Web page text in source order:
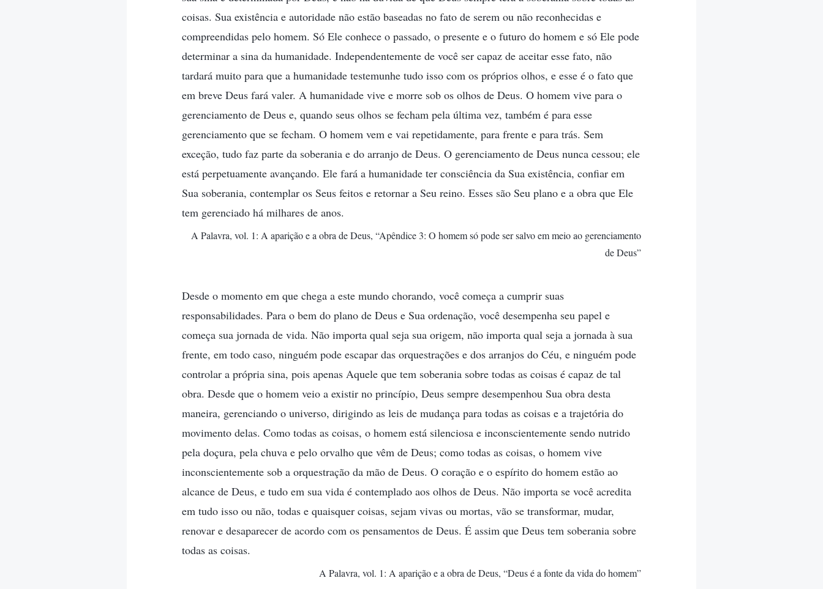
coisas. Sua existência e autoridade não estão baseadas no fato de serem ou não reconhecidas e
compreendidas pelo homem. Só Ele conhece o passado, o presente e o futuro do homem e só Ele pode
determinar a sina da humanidade. Independentemente de você ser capaz de aceitar esse fato, não
tardará muito para que a humanidade testemunhe tudo isso com os próprios olhos, e esse é o fato que
em breve Deus fará valer. A humanidade vive e morre sob os olhos de Deus. O homem vive para o
gerenciamento de Deus e, quando seus olhos se fecham pela última vez, também é para esse
gerenciamento que se fecham. O homem vem e vai repetidamente, para frente e para trás. Sem
exceção, tudo faz parte da soberania e do arranjo de Deus. O gerenciamento de Deus nunca cessou; ele
está perpetuamente avançando. Ele fará a humanidade ter consciência da Sua existência, confiar em
Sua soberania, contemplar os Seus feitos e retornar a Seu reino. Esses são Seu plano e a obra que Ele
tem gerenciado há milhares de anos.
A Palavra, vol. 1: A aparição e a obra de Deus, “Apêndice 3: O homem só pode ser salvo em meio ao gerenciamento
de Deus”
Desde o momento em que chega a este mundo chorando, você começa a cumprir suas
responsabilidades. Para o bem do plano de Deus e Sua ordenação, você desempenha seu papel e
começa sua jornada de vida. Não importa qual seja sua origem, não importa qual seja a jornada à sua
frente, em todo caso, ninguém pode escapar das orquestrações e dos arranjos do Céu, e ninguém pode
controlar a própria sina, pois apenas Aquele que tem soberania sobre todas as coisas é capaz de tal
obra. Desde que o homem veio a existir no princípio, Deus sempre desempenhou Sua obra desta
maneira, gerenciando o universo, dirigindo as leis de mudança para todas as coisas e a trajetória do
movimento delas. Como todas as coisas, o homem está silenciosa e inconscientemente sendo nutrido
pela doçura, pela chuva e pelo orvalho que vêm de Deus; como todas as coisas, o homem vive
inconscientemente sob a orquestração da mão de Deus. O coração e o espírito do homem estão ao
alcance de Deus, e tudo em sua vida é contemplado aos olhos de Deus. Não importa se você acredita
em tudo isso ou não, todas e quaisquer coisas, sejam vivas ou mortas, vão se transformar, mudar,
renovar e desaparecer de acordo com os pensamentos de Deus. É assim que Deus tem soberania sobre
todas as coisas.
A Palavra, vol. 1: A aparição e a obra de Deus, “Deus é a fonte da vida do homem”